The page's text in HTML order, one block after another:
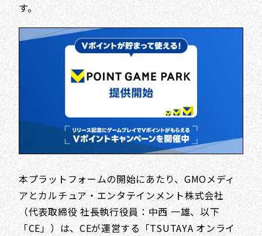
す。
本プラットフォームの開始にあたり、GMOメディ
アとカルチュア・エンタテインメント株式会社
（代表取締役 社長執行役員：中西 一雄、以下
「CE」）は、CEが運営する「TSUTAYA オンライ